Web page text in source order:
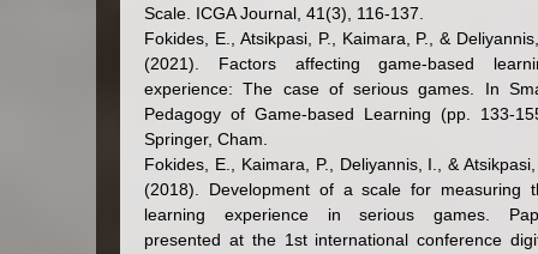
Scale. ICGA Journal, 41(3), 116-137.
Fokides, E., Atsikpasi, P., Kaimara, P., &
(2021). Factors affecting game-based
experience: The case of serious games. In
Pedagogy of Game-based Learning (pp. 133-
Springer, Cham.
Fokides, E., Kaimara, P., Deliyannis, I., & Atsikpasi,
(2018). Development of a scale for measuring
learning experience in serious games.
presented at the 1st international conference